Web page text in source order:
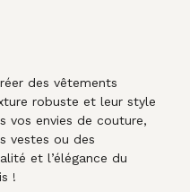
des vêtements
robuste et leur style
vos envies de couture,
vestes ou des
et l’élégance du
!